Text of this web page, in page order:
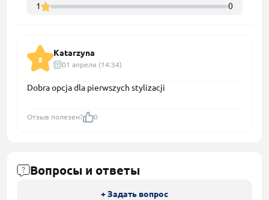
1 0
5
Katarzyna
01 апреля (14:34)
Dobra opcja dla pierwszych stylizacji
Отзыв полезен? 0
Вопросы и ответы
+ Задать вопрос